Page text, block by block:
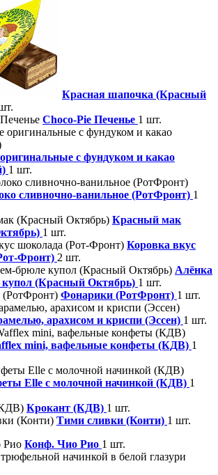
Красная шапочка (Красный
Choco-Pie Печенье 1 шт.
с фундуком и какао
1 шт.
сливночно-ванильное (РотФронт) 1
Красный мак
1 шт.
Коровка вкус
Фронт) 2 шт.
Алёнка
(Красный Октябрь) 1 шт.
Фонарики (РотФронт) 1 шт.
арахисом и криспи (Эссен) 1 шт.
mini, вафельные конфеты (КДВ) 1
Elle с молочной начинкой (КДВ) 1
Крокант (КДВ) 1 шт.
Тими сливки (Конти) 1 шт.
Конф. Чио Рио 1 шт.